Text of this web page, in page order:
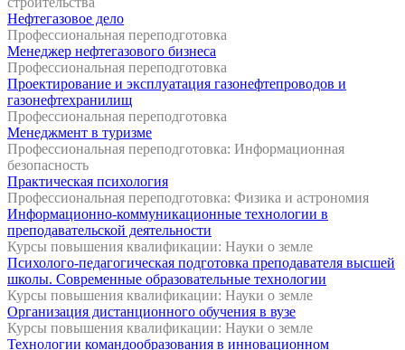
Нефтегазовое дело
Профессиональная переподготовка
Менеджер нефтегазового бизнеса
Профессиональная переподготовка
Проектирование и эксплуатация газонефтепроводов и
газонефтехранилищ
Профессиональная переподготовка
Менеджмент в туризме
Профессиональная переподготовка: Информационная
безопасность
Практическая психология
Профессиональная переподготовка: Физика и астрономия
Информационно-коммуникационные технологии в
преподавательской деятельности
Курсы повышения квалификации: Науки о земле
Психолого-педагогическая подготовка преподавателя высшей
школы. Современные образовательные технологии
Курсы повышения квалификации: Науки о земле
Организация дистанционного обучения в вузе
Курсы повышения квалификации: Науки о земле
Технологии командообразования в инновационном